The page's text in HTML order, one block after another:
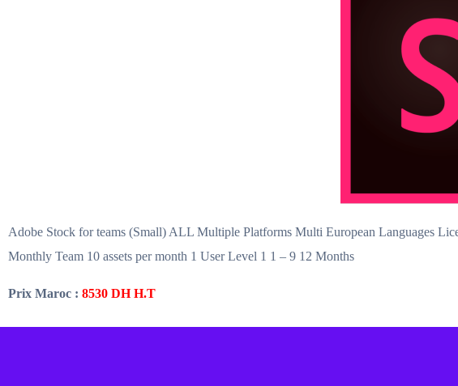
Adobe Stock for teams (Small) ALL Multiple Platforms Multi European Languages
Monthly Team 10 assets per month 1 User Level 1 1 – 9 12 Months
Prix Maroc : 8530 DH H.T